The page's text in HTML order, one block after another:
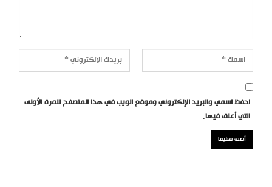
احفظ اسمي والبريد الإلكتروني وموقع الويب في هذا المتصفح للمرة الأولى
التي أعلق فيها.